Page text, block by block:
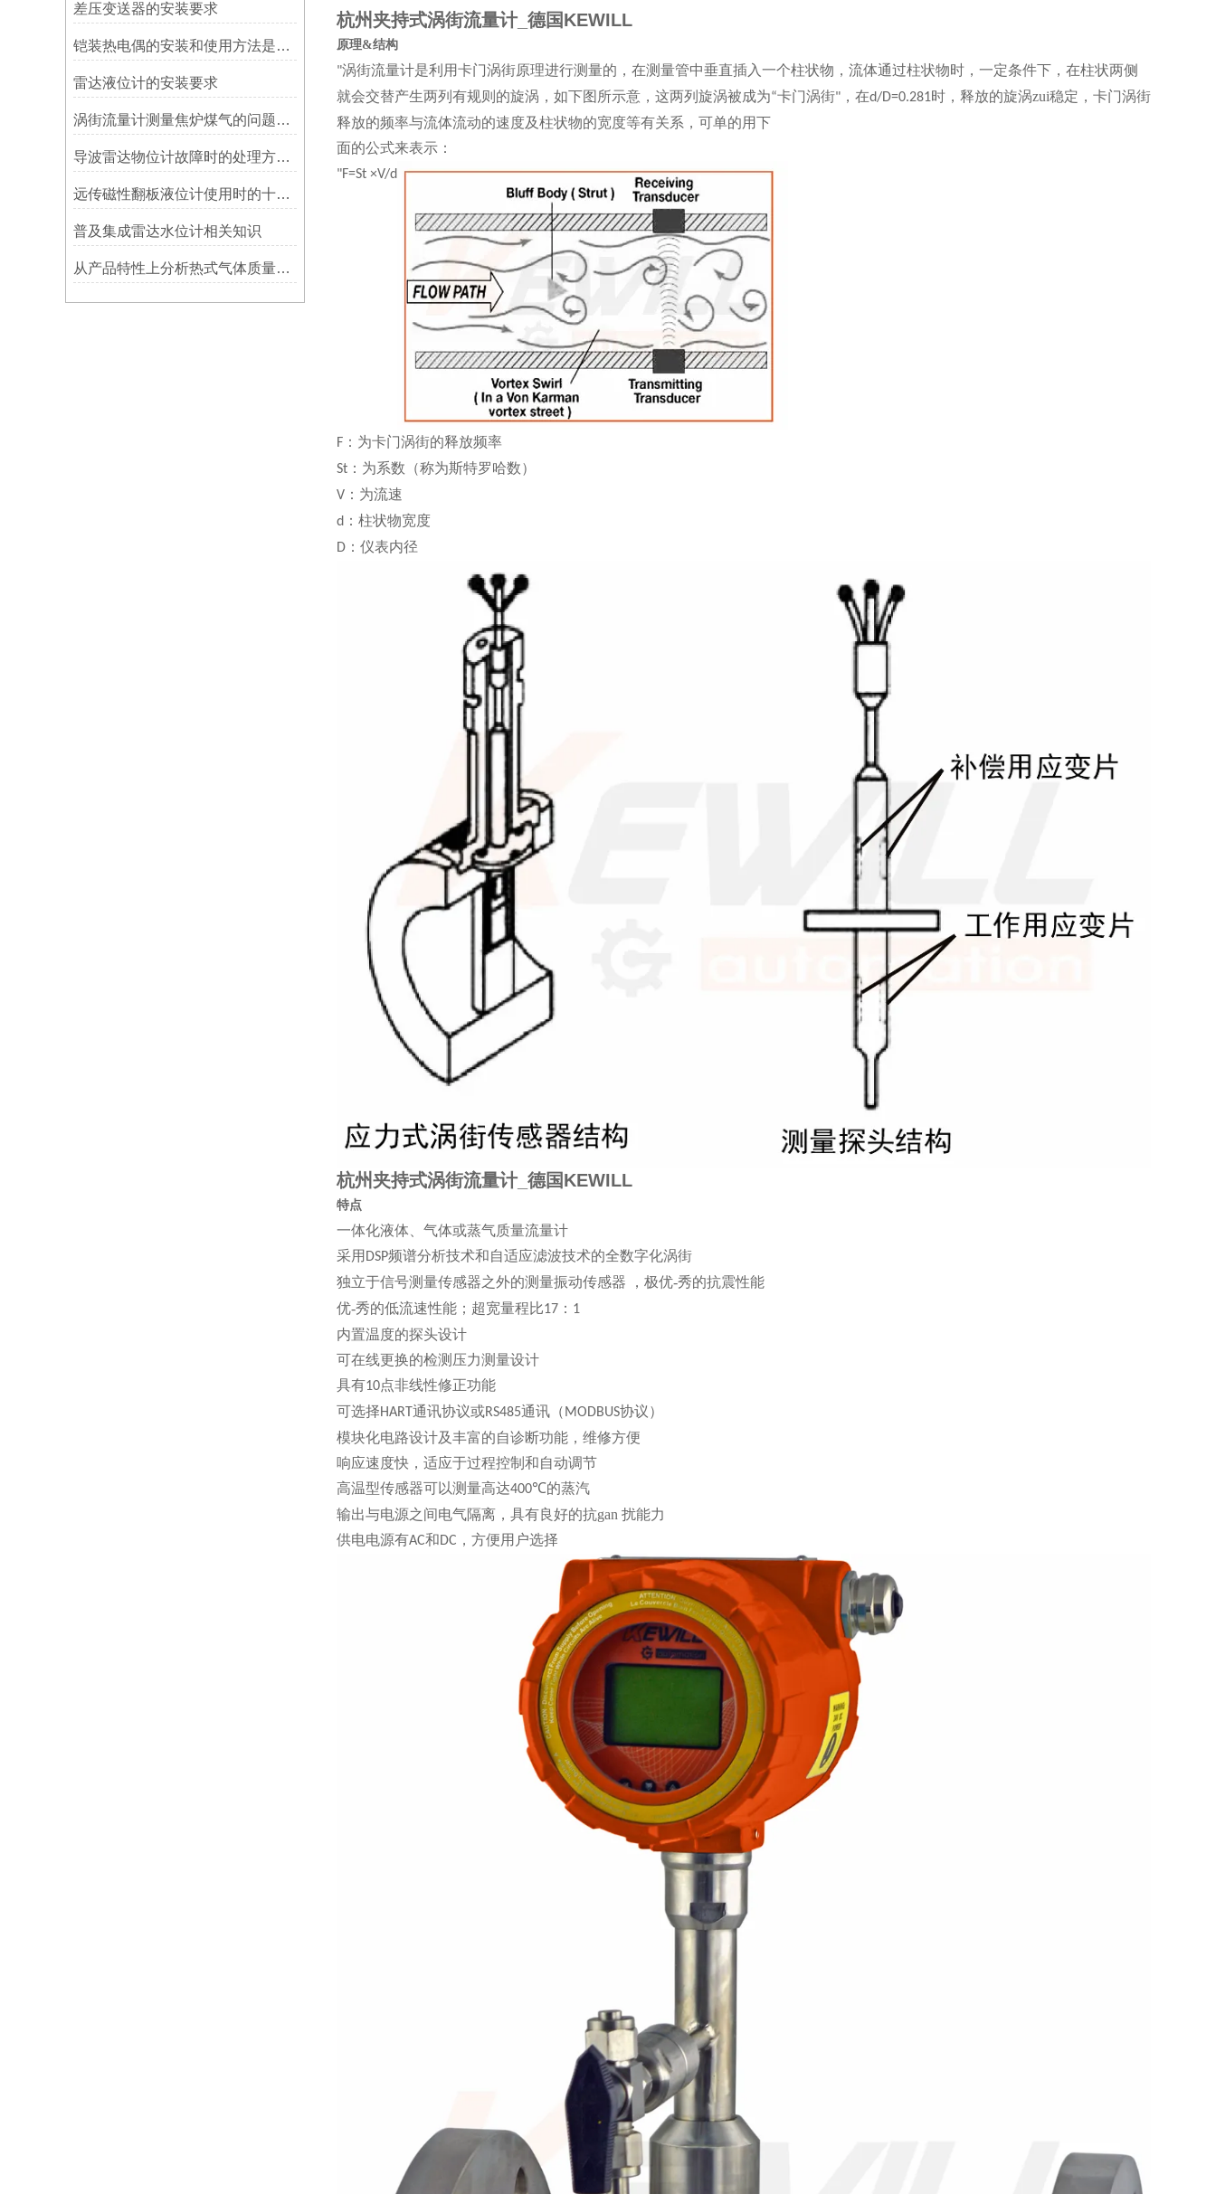
差压变送器的安装要求
铠装热电偶的安装和使用方法是什么
雷达液位计的安装要求
涡街流量计测量焦炉煤气的问题及解决方法
导波雷达物位计故障时的处理方法是什么
远传磁性翻板液位计使用时的十点建议
普及集成雷达水位计相关知识
从产品特性上分析热式气体质量流量计的优劣
杭州夹持式涡街流量计_德国KEWILL
原理&结构
"涡街流量计是利用卡门涡街原理进行测量的，在测量管中垂直插入一个柱状物，流体通过柱状物时，一定条件下，在柱状两侧
就会交替产生两列有规则的旋涡，如下图所示意，这两列旋涡被成为“卡门涡街" ，在d/D=0.281时，释放的旋涡zui稳定，卡门涡街
释放的频率与流体流动的速度及柱状物的宽度等有关系，可单的用下
面的公式来表示：
"F=St ×V/d
F ：为卡门涡街的释放频率
St ：为系数（称为斯特罗哈数）
V ：为流速
d ：柱状物宽度
D ：仪表内径
杭州夹持式涡街流量计_德国KEWILL
特点
一体化液体、气体或蒸气质量流量计
采用 DSP频谱分析技术和自适应滤波技术的全数字化涡街
独立于信号测量传感器之外的测量振动传感器
，极优-秀的抗震性能
优-秀的低流速性能；超宽量程比17 ： 1
内置温度的探头设计
可在线更换的检测压力测量设计
具有10点非线性修正功能
可选择HART 通讯协议或RS485通讯（ MODBUS协议）
模块化电路设计及丰富的自诊断功能，维修方便
响应速度快，适应于过程控制和自动调节
高温型传感器可以测量高达400℃的蒸汽
输出与电源之间电气隔离，具有良好的抗gan 扰能力
供电电源有AC和DC ，方便用户选择